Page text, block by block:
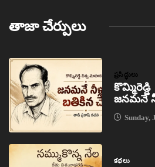
తాజా చేర్పులు
ప్రసిద్ధులు
జనమనే
Sunday,
కథలు